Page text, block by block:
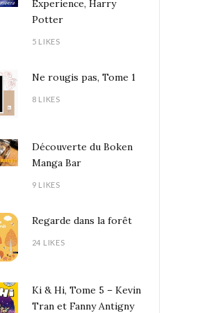
Experience, Harry
Potter
5 LIKES
Ne rougis pas, Tome 1
8 LIKES
Découverte du Boken
Manga Bar
9 LIKES
Regarde dans la forêt
24 LIKES
Ki & Hi, Tome 5 – Kevin
Tran et Fanny Antigny